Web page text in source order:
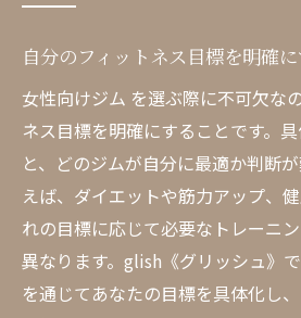
glish《グリッシュ》が提供す
ニングの魅力
女性特有のニーズに応え
ラン
プライバシー重視の個別
ム
初心者から上級者までの
女性専用トレーナーの役
リラクゼーションとメン
自分のフィットネス目標を明確
女性向けジム を選ぶ際に不可欠な
ネス目標を明確にすることです。
と、どのジムが自分に最適か判断
えば、ダイエットや筋力アップ、
れの目標に応じて必要なトレーニ
異なります。glish《グリッシュ》
を通じてあなたの目標を具体化し